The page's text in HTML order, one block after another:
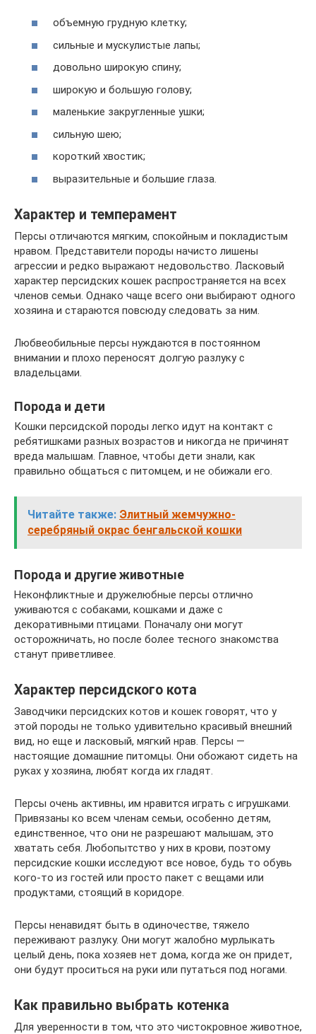
объемную грудную клетку;
сильные и мускулистые лапы;
довольно широкую спину;
широкую и большую голову;
маленькие закругленные ушки;
сильную шею;
короткий хвостик;
выразительные и большие глаза.
Характер и темперамент
Персы отличаются мягким, спокойным и покладистым
нравом. Представители породы начисто лишены
агрессии и редко выражают недовольство. Ласковый
характер персидских кошек распространяется на всех
членов семьи. Однако чаще всего они выбирают одного
хозяина и стараются повсюду следовать за ним.
Любвеобильные персы нуждаются в постоянном
внимании и плохо переносят долгую разлуку с
владельцами.
Порода и дети
Кошки персидской породы легко идут на контакт с
ребятишками разных возрастов и никогда не причинят
вреда малышам. Главное, чтобы дети знали, как
правильно общаться с питомцем, и не обижали его.
Читайте также: Элитный жемчужно-
серебряный окрас бенгальской кошки
Порода и другие животные
Неконфликтные и дружелюбные персы отлично
уживаются с собаками, кошками и даже с
декоративными птицами. Поначалу они могут
осторожничать, но после более тесного знакомства
станут приветливее.
Характер персидского кота
Заводчики персидских котов и кошек говорят, что у
этой породы не только удивительно красивый внешний
вид, но еще и ласковый, мягкий нрав. Персы —
настоящие домашние питомцы. Они обожают сидеть на
руках у хозяина, любят когда их гладят.
Персы очень активны, им нравится играть с игрушками.
Привязаны ко всем членам семьи, особенно детям,
единственное, что они не разрешают малышам, это
хватать себя. Любопытство у них в крови, поэтому
персидские кошки исследуют все новое, будь то обувь
кого-то из гостей или просто пакет с вещами или
продуктами, стоящий в коридоре.
Персы ненавидят быть в одиночестве, тяжело
переживают разлуку. Они могут жалобно мурлыкать
целый день, пока хозяев нет дома, когда же он придет,
они будут проситься на руки или путаться под ногами.
Как правильно выбрать котенка
Для уверенности в том, что это чистокровное животное,